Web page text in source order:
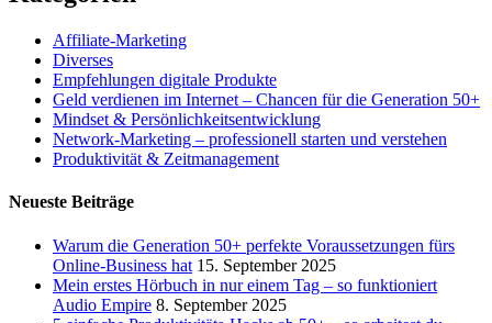
Affiliate-Marketing
Diverses
Empfehlungen digitale Produkte
Geld verdienen im Internet – Chancen für die Generation 50+
Mindset & Persönlichkeitsentwicklung
Network-Marketing – professionell starten und verstehen
Produktivität & Zeitmanagement
Neueste Beiträge
Warum die Generation 50+ perfekte Voraussetzungen fürs
Online-Business hat 15. September 2025
Mein erstes Hörbuch in nur einem Tag – so funktioniert
Audio Empire 8. September 2025